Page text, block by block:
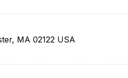
MA 02122 USA